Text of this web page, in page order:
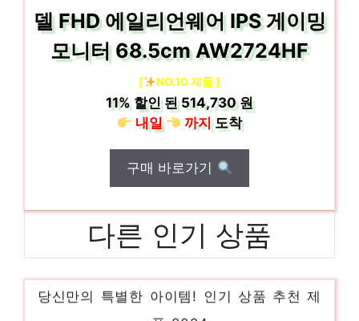
델 FHD 에일리언웨어 IPS 게이밍
모니터 68.5cm AW2724HF
[ NO.10 제품 ]
11%할인 된514,730 원
내일
까지도착
구매 바로가기
다른 인기 상품
p620
당신만의 특별한 아이템! 인기 상품 추천 제
품 2024